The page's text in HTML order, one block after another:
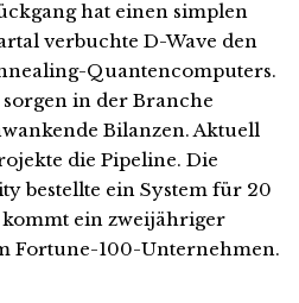
hat einen simplen
verbuchte D-Wave den
Quantencomputers.
in der Branche
Bilanzen. Aktuell
die Pipeline. Die
bestellte ein System für 20
ein zweijähriger
Fortune-100-Unternehmen.